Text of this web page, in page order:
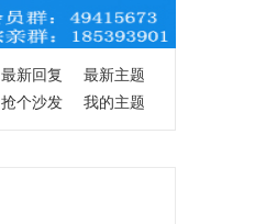
最新回复
最新主题
抢个沙发 我的主题